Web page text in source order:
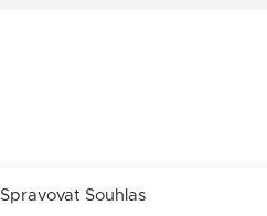
Spravovat Souhlas